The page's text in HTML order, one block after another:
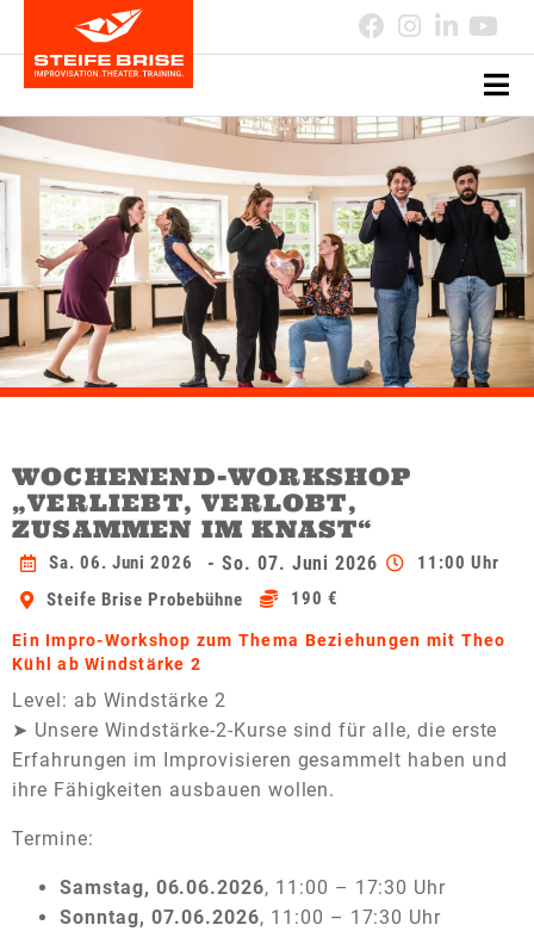
WOCHENEND-WORKSHOP
„VERLIEBT, VERLOBT,
ZUSAMMEN IM KNAST“
Sa. 06. Juni 2026 - So. 07. Juni 2026
11:00 Uhr
Steife Brise Probebühne
190 €
Ein Impro-Workshop zum Thema Beziehungen mit Theo
Kühl ab Windstärke 2
Level: ab Windstärke 2
➤ Unsere Windstärke-2-Kurse sind für alle, die erste
Erfahrungen im Improvisieren gesammelt haben und
ihre Fähigkeiten ausbauen wollen.
Termine:
Samstag, 06.06.2026, 11:00 – 17:30 Uhr
Sonntag, 07.06.2026, 11:00 – 17:30 Uhr